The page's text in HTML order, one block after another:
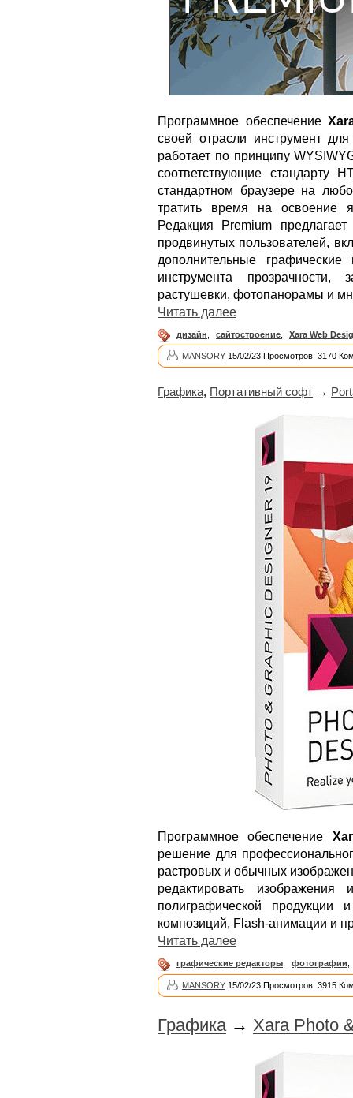
Программное обеспечение
своей отрасли инструмент
работает по принципу
соответствующие стандарту
стандартном браузере на
тратить время на освоение
Редакция Premium
продвинутых пользователей,
дополнительные
инструмента прозрачности,
растушевки, фотопанорамы и
Читать далее
дизайн сайтостроение Xara Web
MANSORY 15/02/23 Просмотров: 3170
Графика, Портативный софт →
Программное обеспечение
решение для
растровых и обычных
редактировать изображения
полиграфической продукции
композиций, Flash-анимации и
Читать далее
графические редакторы, фотографии,
MANSORY 15/02/23 Просмотров: 3915
Графика → Xara Photo